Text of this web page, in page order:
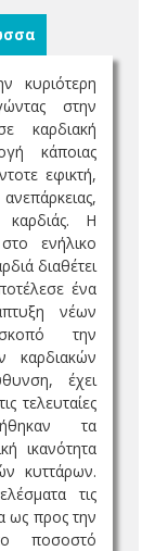
κυριότερη
στην
καρδιακή
κάποιας
εφικτή,
καρδιάς. Η
ενήλικο
διαθέτει
ένα
νέων
την
καρδιακών
έχει
τελευταίες
τα
ικανότητα
κυττάρων.
τις
ως προς την
ποσοστό